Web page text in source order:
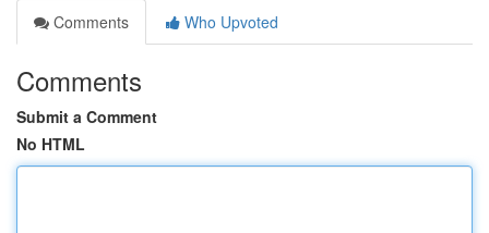
Comments
Who Upvoted
Comments
Submit a Comment
No HTML